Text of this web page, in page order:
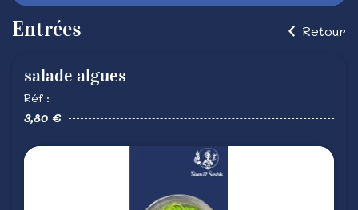
Entrées Retour
salade algues
Réf :
3,80 €